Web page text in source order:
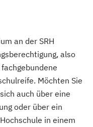
an der SRH
also
Möchten Sie
auch über eine
oder über ein
in einem